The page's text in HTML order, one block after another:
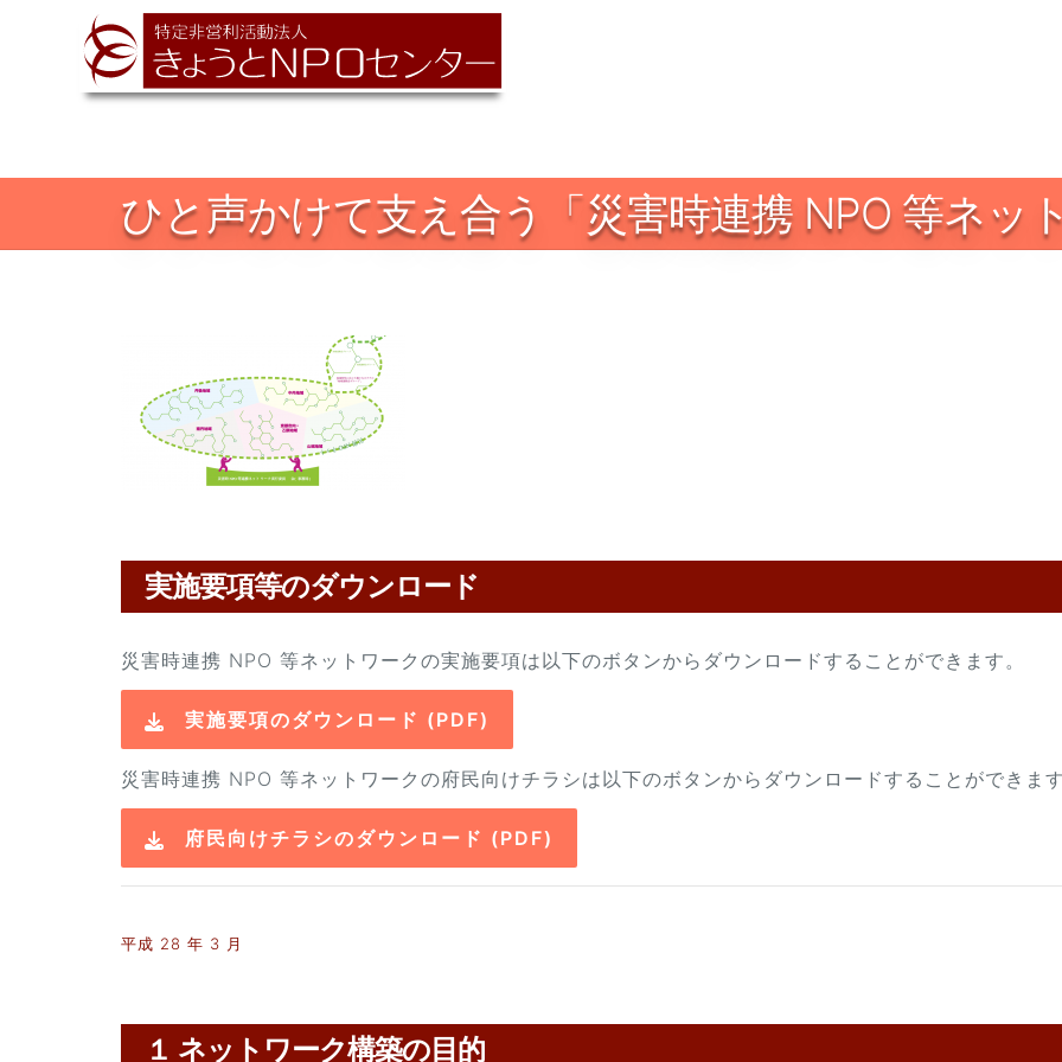
ひと声かけて支え合う「災害時連携 NPO 等ネッ
実施要項等のダウンロード
災害時連携 NPO 等ネットワークの実施要項は以下のボタンからダウンロードすることができます。
実施要項のダウンロード (PDF)
災害時連携 NPO 等ネットワークの府民向けチラシは以下のボタンからダウンロードすることができま
府民向けチラシのダウンロード (PDF)
平成 28 年 3 月
１ ネットワーク構築の目的